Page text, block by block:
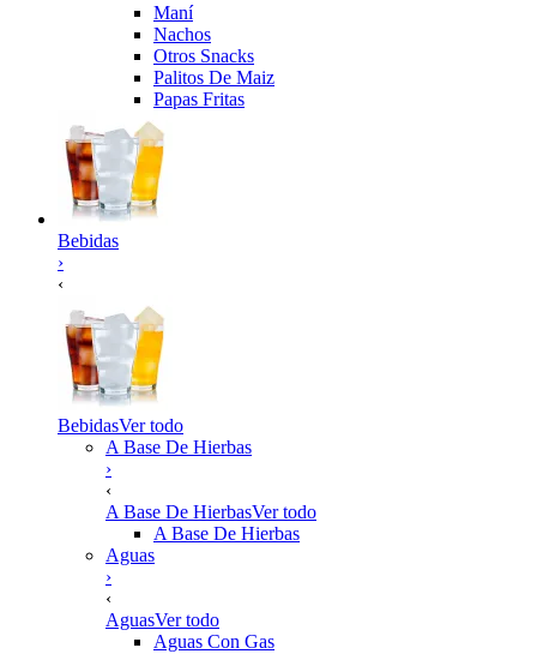
Maní
Nachos
Otros Snacks
Palitos De Maiz
Papas Fritas
Bebidas
›
‹
BebidasVer todo
A Base De Hierbas
›
‹
A Base De HierbasVer todo
A Base De Hierbas
Aguas
›
‹
AguasVer todo
Aguas Con Gas